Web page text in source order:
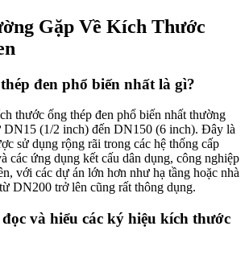
Gặp Về Kích Thước
đen phổ biến nhất là gì?
thước ống thép đen phổ biến nhất thường
DN15 (1/2 inch) đến DN150 (6 inch). Đây là
sử dụng rộng rãi trong các hệ thống cấp
các ứng dụng kết cấu dân dụng, công nghiệp
với các dự án lớn hơn như hạ tầng hoặc nhà
DN200 trở lên cũng rất thông dụng.
và hiểu các ký hiệu kích thước